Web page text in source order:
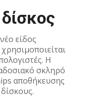
δίσκος
είδος
Η
σκληρό
αποθήκευσης